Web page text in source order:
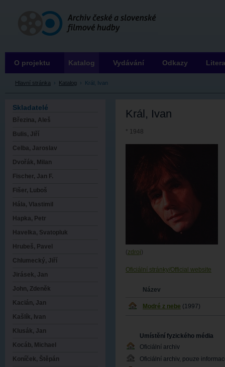
Archiv ČSFH
Král, Ivan
* 1948
(zdroj)
Oficiální stránky/Official website
Název
Modré z nebe (1997)
Umístění fyzického média
Oficiální archiv
Oficiální archiv, pouze
Hlavní stránka › Katalog › Král, Ivan
O projektu Katalog Vydávání Odkazy
Skladatelé
Březina, Aleš
Bulis, Jiří
Celba, Jaroslav
Dvořák, Milan
Fischer, Jan F.
Fišer, Luboš
Hála, Vlastimil
Hapka, Petr
Havelka, Svatopluk
Hrubeš, Pavel
Chlumecký, Jiří
Jirásek, Jan
John, Zdeněk
Kacián, Jan
Kašlík, Ivan
Klusák, Jan
Kocáb, Michael
Koníček, Štěpán